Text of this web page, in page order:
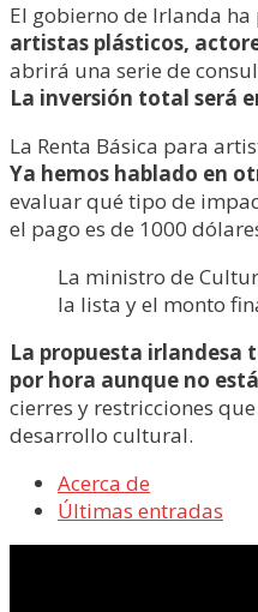
El gobierno de Irlanda
artistas plásticos,
abrirá una serie de
La inversión total será
La Renta Básica para
Ya hemos hablado en
evaluar qué tipo de
el pago es de 1000
La ministro de
la lista y el monto
La propuesta irlandesa
por hora aunque no
cierres y restricciones
desarrollo cultural.
Acerca de
Últimas entradas